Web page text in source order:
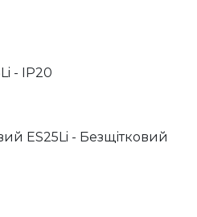
- IP20
ES25Li - Безщітковий